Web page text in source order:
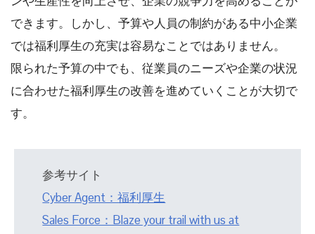
できます。しかし、予算や人員の制約がある中小企業
では福利厚生の充実は容易なことではありません。
限られた予算の中でも、従業員のニーズや企業の状況
に合わせた福利厚生の改善を進めていくことが大切で
す。
参考サイト
Cyber Agent：福利厚生
Sales Force：Blaze your trail with us at